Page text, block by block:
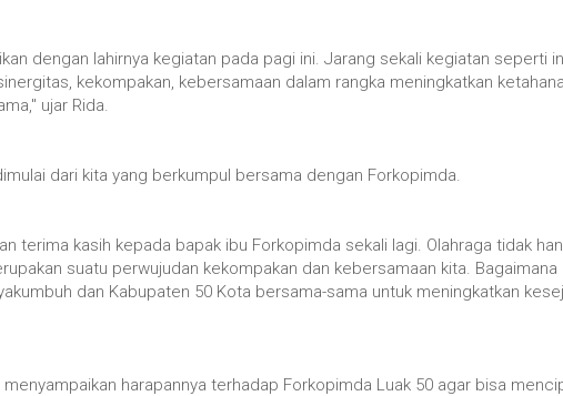
dengan lahirnya kegiatan pada pagi ini. Jarang sekali kegiatan seperti
kekompakan, kebersamaan dalam rangka meningkatkan
ujar Rida.
dari kita yang berkumpul bersama dengan Forkopimda.
terima kasih kepada bapak ibu Forkopimda sekali lagi. Olahraga tidak
suatu perwujudan kekompakan dan kebersamaan kita. Bagaimana
dan Kabupaten 50 Kota bersama-sama untuk meningkatkan
menyampaikan harapannya terhadap Forkopimda Luak 50 agar bisa